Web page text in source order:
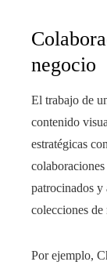
negocio
El trabajo de
contenido
estratégicas
patrocinados y
colecciones de
Por ejemplo,